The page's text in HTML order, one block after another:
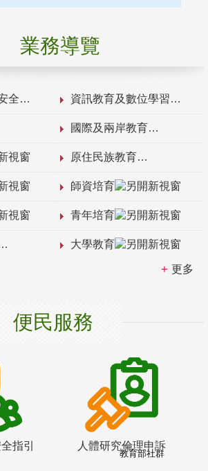
業務導覽
全 資訊教育及數位學習
國際及兩岸教育
原住民族教育
師資培育
青年培育
大學教育
更多
便民服務
指引
人體研究倫理申訴
教育部社群